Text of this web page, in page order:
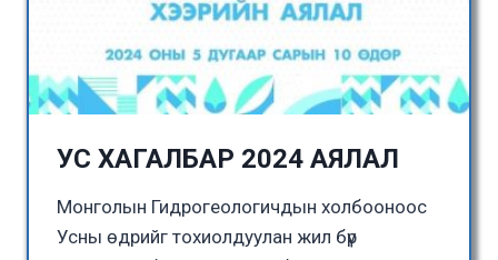
УС ХАГАЛБАР 2024 АЯЛАЛ
Монголын Гидрогеологичдын холбооноос
Усны өдрийг тохиолдуулан жил бүр